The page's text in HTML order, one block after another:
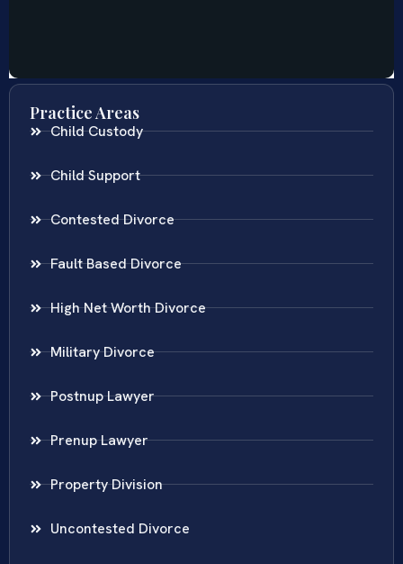
Practice Areas
Child Custody
Child Support
Contested Divorce
Fault Based Divorce
High Net Worth Divorce
Military Divorce
Postnup Lawyer
Prenup Lawyer
Property Division
Uncontested Divorce